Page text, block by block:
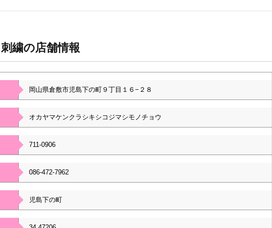
繍の店舗情報
岡山県倉敷市児島下の町９丁目１６−２８
オカヤマケンクラシキシコジマシモノチョウ
711-0906
086-472-7962
児島下の町